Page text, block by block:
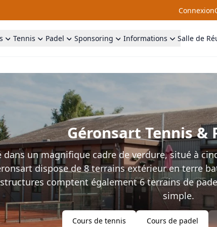
Connexion
Tennis Padel Sponsoring Informations Salle de
Géronsart Tennis &
dans un magnifique cadre de verdure, situé à
dispose de 8 terrains extérieur en terre
comptent également 6 terrains de
simple.
Cours de tennis Cours de padel